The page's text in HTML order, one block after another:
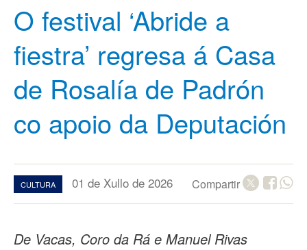
O festival ‘Abride a
fiestra’ regresa á Casa
de Rosalía de Padrón
co apoio da Deputación
CULTURA 01 de Xullo de 2026 Compartir
De Vacas, Coro da Rá e Manuel Rivas